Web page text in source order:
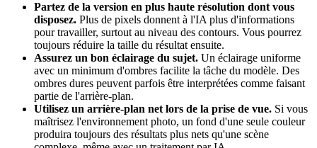
Partez de la version en plus haute résolution dont vous
disposez. Plus de pixels donnent à l'IA plus d'informations
pour travailler, surtout au niveau des contours. Vous pourrez
toujours réduire la taille du résultat ensuite.
Assurez un bon éclairage du sujet. Un éclairage uniforme
avec un minimum d'ombres facilite la tâche du modèle. Des
ombres dures peuvent parfois être interprétées comme faisant
partie de l'arrière-plan.
Utilisez un arrière-plan net lors de la prise de vue. Si vous
maîtrisez l'environnement photo, un fond d'une seule couleur
produira toujours des résultats plus nets qu'une scène